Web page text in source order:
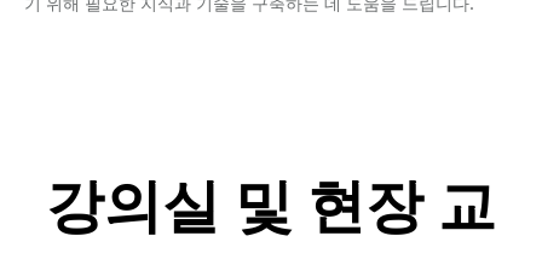
강의실 및 현장 교